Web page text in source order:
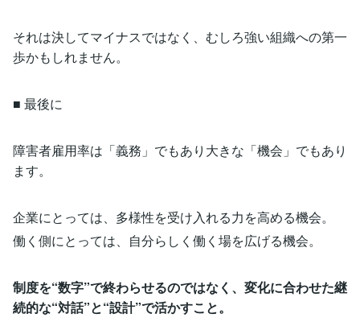
それは決してマイナスではなく、むしろ強い組織への第一
歩かもしれません。
■ 最後に
障害者雇用率は「義務」でもあり大きな「機会」でもあり
ます。
企業にとっては、多様性を受け入れる力を高める機会。
働く側にとっては、自分らしく働く場を広げる機会。
制度を“数字”で終わらせるのではなく、変化に合わせた継
続的な“対話”と“設計”で活かすこと。